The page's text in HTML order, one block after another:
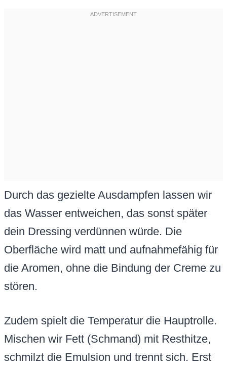
Durch das gezielte Ausdampfen lassen wir
das Wasser entweichen, das sonst später
dein Dressing verdünnen würde. Die
Oberfläche wird matt und aufnahmefähig für
die Aromen, ohne die Bindung der Creme zu
stören.
Zudem spielt die Temperatur die Hauptrolle.
Mischen wir Fett (Schmand) mit Resthitze,
schmilzt die Emulsion und trennt sich. Erst